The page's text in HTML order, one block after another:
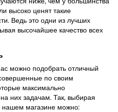
высоко ценят такие
Ведь это одни из лучших
высочайшее качество всех
можно подобрать отличный
по своим
максимально
них задачам. Так, выбирая
нашем магазине можно: